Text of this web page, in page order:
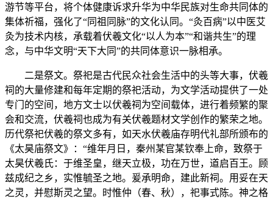
游节等平台，将个体健康诉求升华为中华民族对生命共同体的
集体祈福，强化了“同祖同脉”的文化认同‌。“灸百病”以中医艾
灸为技术内核，承载着伏羲文化“以人为本”“和谐共生”的理
念，与中华文明“天下大同”的共同体意识一脉相承。
二是祭文。祭祀是古代民众社会生活中的头等大事，伏羲
祠的大量修建和每年定期的祭祀活动，为文学活动提供了一处
专门的空间，地方文士以伏羲祠为空间载体，进行着频繁的聚
会和交流，伏羲祠也成为有关伏羲题材文学创作的繁荣之地。
历代祭祀伏羲的祭文多有，如天水伏羲庙存明代礼部所颁布的
《太昊庙祭文》：“维年月日，秦州某官某钦奉上命，致祭于
太昊伏羲氏：于维圣皇，继天立极，功在万世，道启百王。顾
兹成纪之乡，实惟毓圣之地。爰承明命，建此新祠。用妥在天
之灵，并慰斯灵之望。时惟仲（春、秋），祀事式陈。神之格